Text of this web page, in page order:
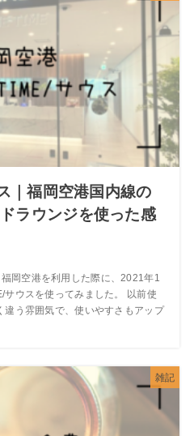
｜福岡空港国内線の
ラウンジを使った感
岡空港を利用した際に、2021年1
サウスを使ってみました。 以前使
違う雰囲気で、使いやすさもアップ
雑記